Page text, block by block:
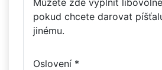
Můžete zde vyplnit
pokud chcete darovat
jinému.
Oslovení *